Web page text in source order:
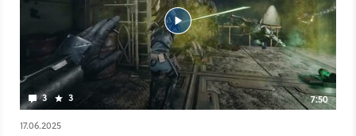
3 3
7:50
17.06.2025